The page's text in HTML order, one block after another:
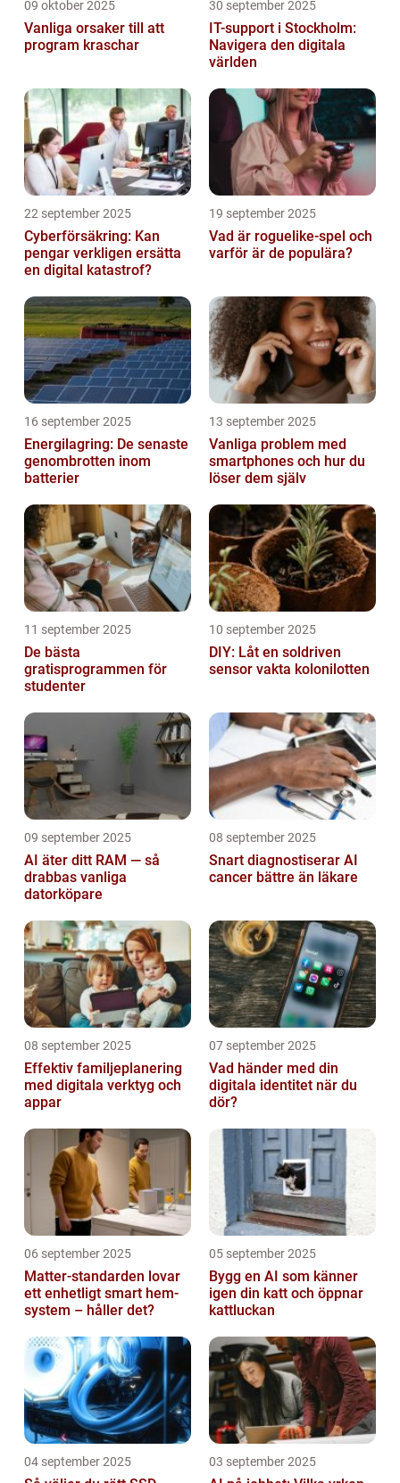
09 oktober 2025
Vanliga orsaker till att
program kraschar
30 september 2025
IT-support i Stockholm:
Navigera den digitala
världen
22 september 2025
Cyberförsäkring: Kan
pengar verkligen ersätta
en digital katastrof?
19 september 2025
Vad är roguelike-spel och
varför är de populära?
16 september 2025
Energilagring: De senaste
genombrotten inom
batterier
13 september 2025
Vanliga problem med
smartphones och hur du
löser dem själv
11 september 2025
De bästa
gratisprogrammen för
studenter
10 september 2025
DIY: Låt en soldriven
sensor vakta kolonilotten
09 september 2025
AI äter ditt RAM — så
drabbas vanliga
datorköpare
08 september 2025
Snart diagnostiserar AI
cancer bättre än läkare
08 september 2025
Effektiv familjeplanering
med digitala verktyg och
appar
07 september 2025
Vad händer med din
digitala identitet när du
dör?
06 september 2025
Matter-standarden lovar
ett enhetligt smart hem-
system – håller det?
05 september 2025
Bygg en AI som känner
igen din katt och öppnar
kattluckan
04 september 2025 03 september 2025